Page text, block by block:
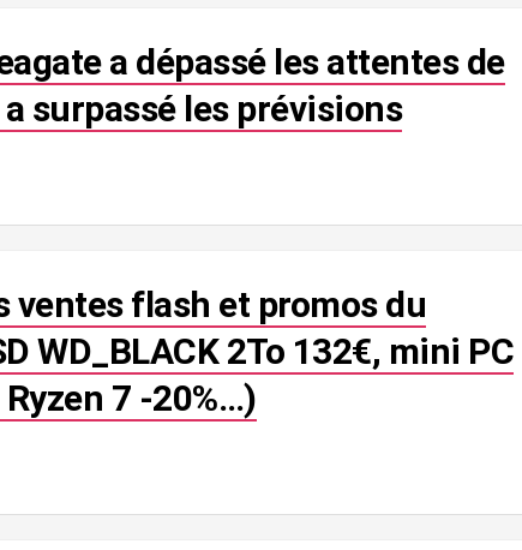
a dépassé les attentes de
a surpassé les prévisions
ventes flash et promos du
WD_BLACK 2To 132€, mini PC
7 -20%…)